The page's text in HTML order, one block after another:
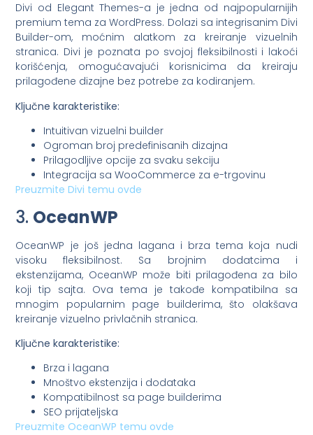
Divi od Elegant Themes-a je jedna od najpopularnijih
premium tema za WordPress. Dolazi sa integrisanim Divi
Builder-om, moćnim alatkom za kreiranje vizuelnih
stranica. Divi je poznata po svojoj fleksibilnosti i lakoći
korišćenja, omogućavajući korisnicima da kreiraju
prilagođene dizajne bez potrebe za kodiranjem.
Ključne karakteristike:
Intuitivan vizuelni builder
Ogroman broj predefinisanih dizajna
Prilagodljive opcije za svaku sekciju
Integracija sa WooCommerce za e-trgovinu
Preuzmite Divi temu ovde
3. OceanWP
OceanWP je još jedna lagana i brza tema koja nudi
visoku fleksibilnost. Sa brojnim dodatcima i
ekstenzijama, OceanWP može biti prilagođena za bilo
koji tip sajta. Ova tema je takođe kompatibilna sa
mnogim popularnim page builderima, što olakšava
kreiranje vizuelno privlačnih stranica.
Ključne karakteristike:
Brza i lagana
Mnoštvo ekstenzija i dodataka
Kompatibilnost sa page builderima
SEO prijateljska
Preuzmite OceanWP temu ovde